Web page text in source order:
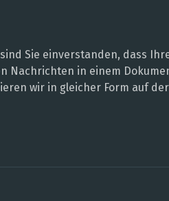
Sie einverstanden, dass
in einem
wir in gleicher Form auf